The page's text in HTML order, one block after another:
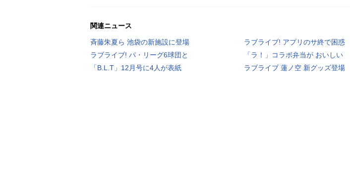
関連ニュース
斉藤朱夏ら 池袋の新施設に登場
ラブライブ! アプリのサ終で困惑
ラブライブ! パ・リーグ6球団と
「ラ！」コラボ弁当が おいしい
「B.L.T」12月号に4人が表紙
ラブライブ 蓮ノ空 新グッズ登場